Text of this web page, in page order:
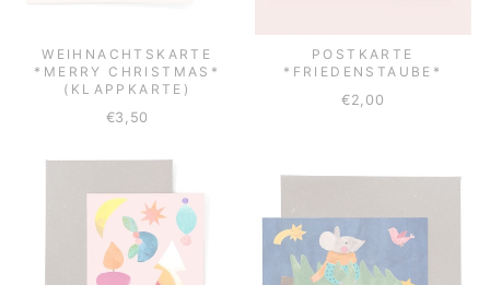
WEIHNACHTSKARTE
*MERRY CHRISTMAS*
(KLAPPKARTE)
€3,50
POSTKARTE
*FRIEDENSTAUBE*
€2,00